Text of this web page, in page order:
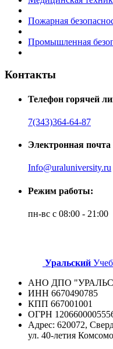
Пожарная
Промышленная
Контакты
Телефон горячей
7(343)364-64-87
Электронная почта
Info@uraluniversity.ru
Режим работы:
пн-вс с 08:00 - 21:00
Уральский
АНО ДПО
ИНН 6670490785
КПП 667001001
ОГРН
Адрес: 620072,
ул. 40-летия